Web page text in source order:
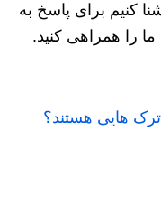
کنیم برای پاسخ به
ما را همراهی کنید.
هایی هستند؟